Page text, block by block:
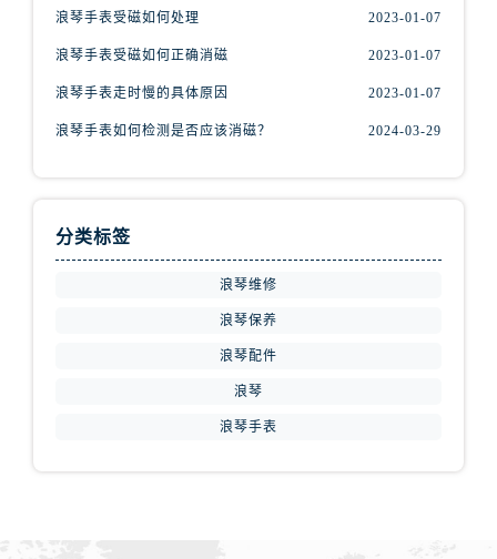
浪琴手表受磁如何处理 2023-01-07
浪琴手表受磁如何正确消磁 2023-01-07
浪琴手表走时慢的具体原因 2023-01-07
浪琴手表如何检测是否应该消磁？ 2024-03-29
分类标签
浪琴维修
浪琴保养
浪琴配件
浪琴
浪琴手表